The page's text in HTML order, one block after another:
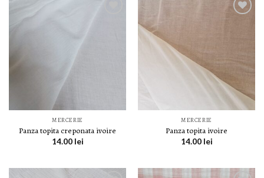
MERCERIE
Panza topita creponata ivoire
14.00 lei
MERCERIE
Panza topita ivoire
14.00 lei